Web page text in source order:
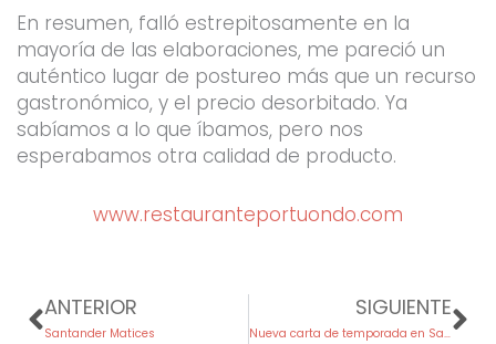
En resumen, falló estrepitosamente en la
mayoría de las elaboraciones, me pareció un
auténtico lugar de postureo más que un recurso
gastronómico, y el precio desorbitado. Ya
sabíamos a lo que íbamos, pero nos
esperabamos otra calidad de producto.
www.restauranteportuondo.com
Prev
ANTERIOR
Santander Matices
SIGUIENTE
Nueva carta de temporada en Santa LuZia, verano 2017